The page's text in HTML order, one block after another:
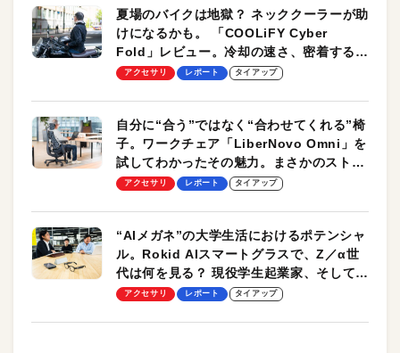
夏場のバイクは地獄？ ネッククーラーが助
けになるかも。 「COOLiFY Cyber
Fold」レビュー。冷却の速さ、密着する冷
却プレート、シンプルな操作性がグッド！
アクセサリ レポート タイアップ
自分に“合う”ではなく“合わせてくれる”椅
子。ワークチェア「LiberNovo Omni」を
試してわかったその魅力。まさかのストレ
ッチ機能も搭載
アクセサリ レポート タイアップ
“AIメガネ”の大学生活におけるポテンシャ
ル。Rokid AIスマートグラスで、Z／α世
代は何を見る？ 現役学生起業家、そして教
授による体験会レポート【PR】
アクセサリ レポート タイアップ